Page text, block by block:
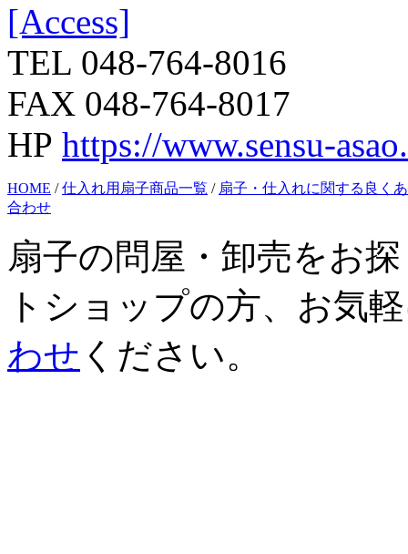
[Access]
TEL 048-764-8016
FAX 048-764-8017
HP https://www.sensu-
HOME /仕入れ用扇子商品一覧 / 扇子・仕入れに関する良く
合わせ
扇子の問屋・卸売をお
トショップの方、お気
わせ ください。